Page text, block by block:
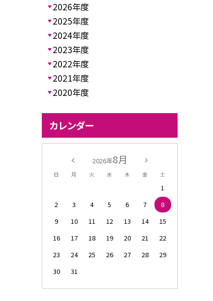
2026年度
2025年度
2024年度
2023年度
2022年度
2021年度
2020年度
カレンダー
2026年8月
日 月 火 水 木 金 土
1
2
3 4 5 6 7
8
9
10 11 12 13 14
15
16
17 18 19 20 21
22
23
24 25 26 27 28
29
30
31